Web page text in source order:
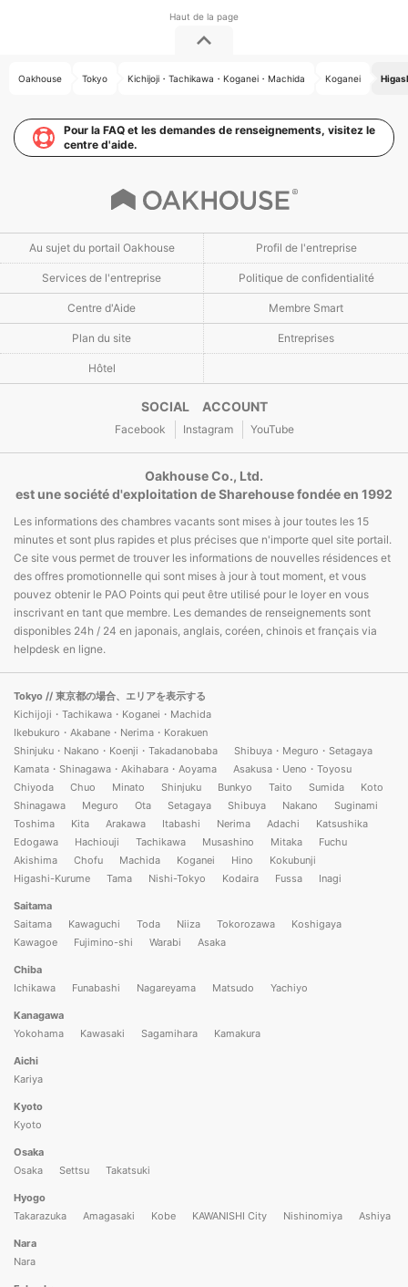
Oakhouse Tokyo Kichijoji・Tachikawa・Koganei・Machida Koganei
Pour la FAQ et les demandes de renseignements, visitez le
centre d'aide.
Au sujet du portail Oakhouse Profil de l'entreprise
Services de l'entreprise Politique de confidentialité
Centre d'Aide Membre Smart
Plan du site Entreprises
Hôtel
SOCIAL ACCOUNT
Facebook Instagram YouTube
Oakhouse Co., Ltd.
est une société d'exploitation de Sharehouse fondée en 1992
Les informations des chambres vacants sont mises à jour toutes les 15
minutes et sont plus rapides et plus précises que n'importe quel site portail.
Ce site vous permet de trouver les informations de nouvelles résidences et
des offres promotionnelle qui sont mises à jour à tout moment, et vous
pouvez obtenir le PAO Points qui peut être utilisé pour le loyer en vous
inscrivant en tant que membre. Les demandes de renseignements sont
disponibles 24h / 24 en japonais, anglais, coréen, chinois et français via
helpdesk en ligne.
Tokyo // 東京都の場合、エリアを表示する
Kichijoji・Tachikawa・Koganei・Machida
Ikebukuro・Akabane・Nerima・Korakuen
Shinjuku・Nakano・Koenji・Takadanobaba
Shibuya・Meguro・Setagaya
Kamata・Shinagawa・Akihabara・Aoyama
Asakusa・Ueno・Toyosu
Chiyoda
Chuo Minato Shinjuku Bunkyo Taito Sumida
Koto
Shinagawa
Meguro Ota Setagaya Shibuya Nakano
Suginami
Toshima
Kita Arakawa Itabashi Nerima Adachi
Katsushika
Edogawa
Hachiouji Tachikawa Musashino Mitaka
Fuchu
Akishima
Chofu Machida Koganei Hino
Kokubunji
Higashi-Kurume
Tama Nishi-Tokyo Kodaira Fussa Inagi
Saitama
Saitama
Kawaguchi Toda Niiza Tokorozawa
Koshigaya
Kawagoe
Fujimino-shi Warabi Asaka
Chiba
Ichikawa
Funabashi Nagareyama Matsudo Yachiyo
Kanagawa
Yokohama
Kawasaki Sagamihara Kamakura
Aichi
Kariya
Kyoto
Kyoto
Osaka
Osaka
Settsu Takatsuki
Hyogo
Takarazuka
Amagasaki Kobe KAWANISHI City Nishinomiya Ashiya
Nara
Nara